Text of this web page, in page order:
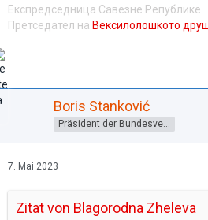
Експредседница Савезне Републике
Претседател на Вексилолошкото
Boris Stanković
Präsident der Bundesversammlung
7. Mai 2023
Zitat von Blagorodna Zheleva